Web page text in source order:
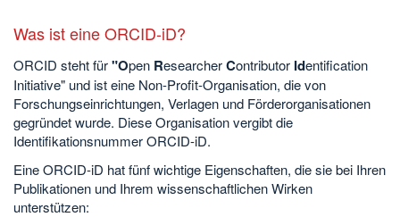
Was ist eine ORCID-iD?
ORCID steht für"Open ResearcherContributor Identification
Initiative" und ist eine Non-Profit-Organisation, die von
Forschungseinrichtungen, Verlagen und Förderorganisationen
gegründet wurde. Diese Organisation vergibt die
Identifikationsnummer ORCID-iD.
Eine ORCID-iD hat fünf wichtige Eigenschaften, die sie bei Ihren
Publikationen und Ihrem wissenschaftlichen Wirken
unterstützen: